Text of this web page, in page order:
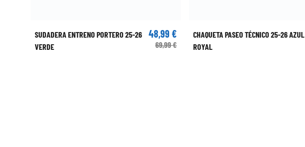
SUDADERA ENTRENO PORTERO 25-26
VERDE
48,99 €
69,99 €
CHAQUETA PASEO TÉCNICO 25-26 AZUL
ROYAL